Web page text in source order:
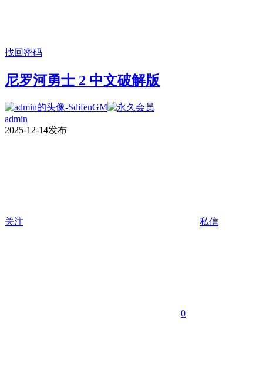
找回密码
尼罗河勇士 2 中文破解版
admin
2025-12-14发布
关注 私信
0